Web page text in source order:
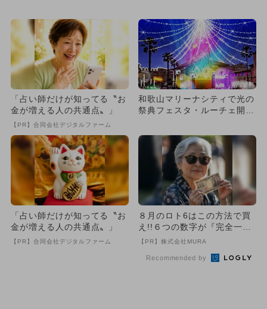
「占い師だけが知ってる〝お
金が増える人の共通点〟」
【PR】合同会社デジタルファーム
和歌山マリーナシティで光の
祭典フェスタ・ルーチェ開
「占い師だけが知ってる〝お
金が増える人の共通点〟」
【PR】合同会社デジタルファーム
８月のロト6はこの方法で買
え!!６つの数字が『完全一
致』する方法
【PR】株式会社MURA
Recommended by